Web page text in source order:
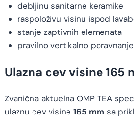
debljinu sanitarne keramike
raspoloživu visinu ispod
stanje zaptivnih elemenata
pravilno vertikalno poravnanje
Ulazna cev visine 165
Zvanična aktuelna OMP TEA
ulaznu cev visine 165 mm sa